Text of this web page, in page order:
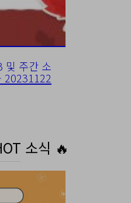
및 주간 소
20231122
소식 🔥